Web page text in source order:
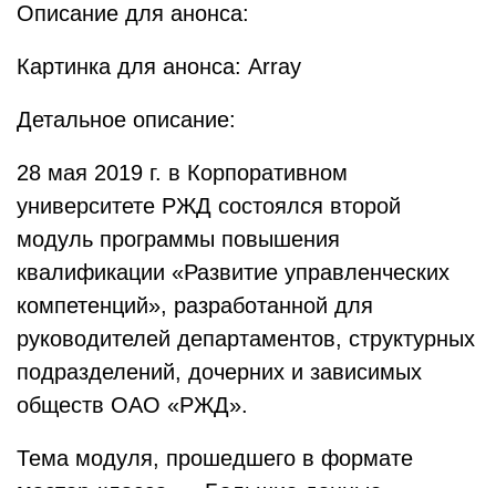
Описание для анонса:
Картинка для анонса: Array
Детальное описание:
28 мая 2019 г. в Корпоративном
университете РЖД состоялся второй
модуль программы повышения
квалификации «Развитие управленческих
компетенций», разработанной для
руководителей департаментов, структурных
подразделений, дочерних и зависимых
обществ ОАО «РЖД».
Тема модуля, прошедшего в формате